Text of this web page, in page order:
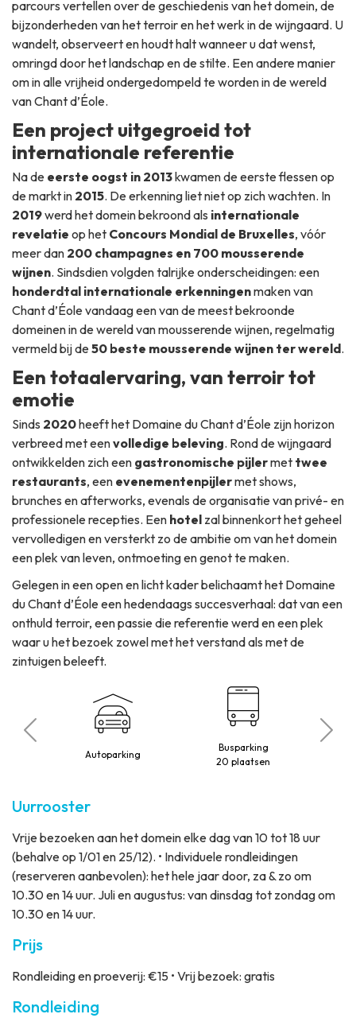
parcours vertellen over de geschiedenis van het domein, de
bijzonderheden van het terroir en het werk in de wijngaard. U
wandelt, observeert en houdt halt wanneer u dat wenst,
omringd door het landschap en de stilte. Een andere manier
om in alle vrijheid ondergedompeld te worden in de wereld
van Chant d’Éole.
Een project uitgegroeid tot
internationale referentie
Na de eerste oogst in 2013kwamen de eerste flessen op
de markt in 2015. De erkenning liet niet op zich wachten. In
2019werd het domein bekroond als internationale
revelatie op het Concours Mondial de Bruxelles, vóór
meer dan 200 champagnes en 700 mousserende
wijnen. Sindsdien volgden talrijke onderscheidingen: een
honderdtal internationale erkenningenmaken van
Chant d’Éole vandaag een van de meest bekroonde
domeinen in de wereld van mousserende wijnen, regelmatig
vermeld bij de50 beste mousserende wijnen ter wereld.
Een totaalervaring, van terroir tot
emotie
Sinds 2020heeft het Domaine du Chant d’Éole zijn horizon
verbreed met eenvolledige beleving. Rond de wijngaard
ontwikkelden zich een gastronomische pijlermet twee
restaurants, een evenementenpijlermet shows,
brunches en afterworks, evenals de organisatie van privé- en
professionele recepties. Een hotel zal binnenkort het geheel
vervolledigen en versterkt zo de ambitie om van het domein
een plek van leven, ontmoeting en genot te maken.
Gelegen in een open en licht kader belichaamt het Domaine
du Chant d’Éole een hedendaags succesverhaal: dat van een
onthuld terroir, een passie die referentie werd en een plek
waar u het bezoek zowel met het verstand als met de
zintuigen beleeft.
Autoparking
Busparking
20 plaatsen
Uurrooster
Vrije bezoeken aan het domein elke dag van 10 tot 18 uur
(behalve op 1/01 en 25/12). • Individuele rondleidingen
(reserveren aanbevolen): het hele jaar door, za & zo om
10.30 en 14 uur. Juli en augustus: van dinsdag tot zondag om
10.30 en 14 uur.
Prijs
Rondleiding en proeverij: €15 • Vrij bezoek: gratis
Rondleiding